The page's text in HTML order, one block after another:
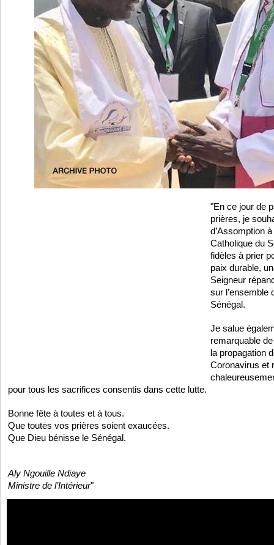
"En ce jour de
prières, je
d’Assomption
Catholique du
fidèles à prier
paix durable,
Seigneur
sur l’ensemble
Sénégal.
Je salue
remarquable
la propagation
Coronavirus et
pour tous les sacrifices consentis dans cette lutte.
Bonne fête à toutes et à tous.
Que toutes vos prières soient exaucées.
Que Dieu bénisse le Sénégal.
Aly Ngouille Ndiaye
Ministre de l’Intérieur"